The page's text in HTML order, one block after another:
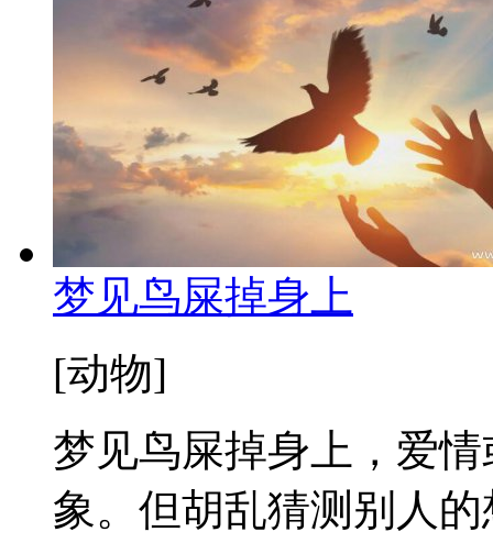
梦见鸟屎掉身上
[动物]
梦见鸟屎掉身上，爱
象。但胡乱猜测别人